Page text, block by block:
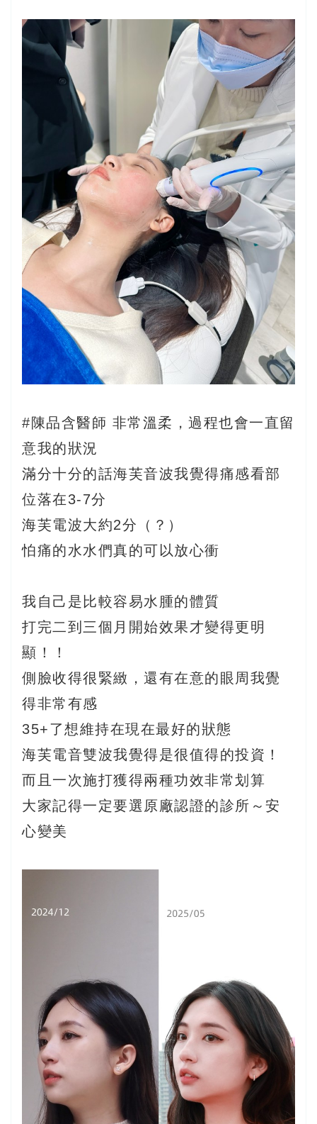
#陳品含醫師 非常溫柔，過程也會一直留
意我的狀況
滿分十分的話海芙音波我覺得痛感看部
位落在3-7分
海芙電波大約2分（？）
怕痛的水水們真的可以放心衝
我自己是比較容易水腫的體質
打完二到三個月開始效果才變得更明
顯！！
側臉收得很緊緻，還有在意的眼周我覺
得非常有感
35+了想維持在現在最好的狀態
海芙電音雙波我覺得是很值得的投資！
而且一次施打獲得兩種功效非常划算
大家記得一定要選原廠認證的診所～安
心變美